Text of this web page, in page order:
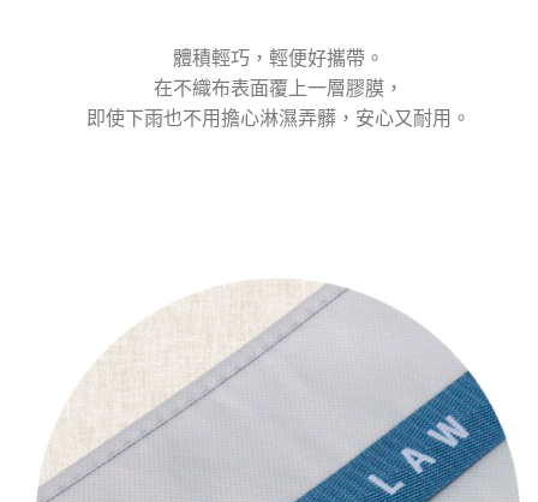
體積輕巧，輕便好攜帶。
在不織布表面覆上一層膠膜，
即使下雨也不用擔心淋濕弄髒，安心又耐用。